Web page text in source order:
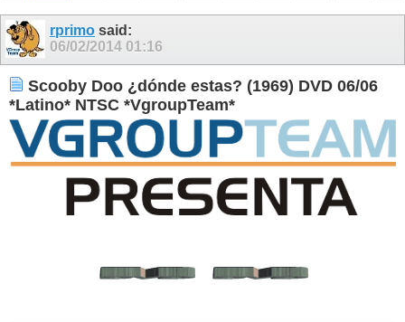
rprimo said:
06/02/2014 01:16
Scooby Doo ¿dónde estas? (1969) DVD 06/06
*Latino* NTSC *VgroupTeam*